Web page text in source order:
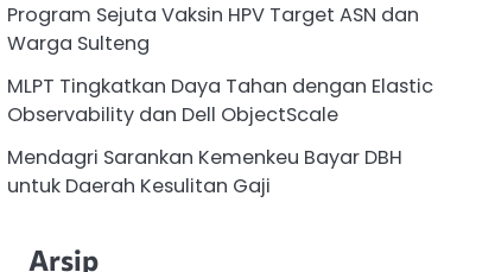
Program Sejuta Vaksin HPV Target ASN dan
Warga Sulteng
MLPT Tingkatkan Daya Tahan dengan Elastic
Observability dan Dell ObjectScale
Mendagri Sarankan Kemenkeu Bayar DBH
untuk Daerah Kesulitan Gaji
Arsip